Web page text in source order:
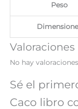
Peso
Valoraciones
No hay
Sé el
Caco libro